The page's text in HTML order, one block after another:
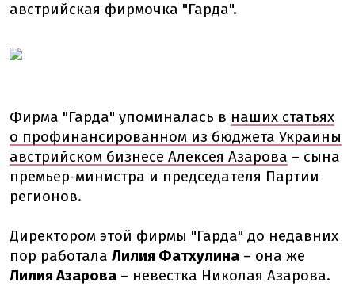
австрийская фирмочка "Гарда".
Фирма "Гарда" упоминалась в наших статьях
о профинансированном из бюджета Украины
австрийском бизнесе Алексея Азарова – сына
премьер-министра и председателя Партии
регионов.
Директором этой фирмы "Гарда" до недавних
пор работала Лилия Фатхулина – она же
Лилия Азарова – невестка Николая Азарова.